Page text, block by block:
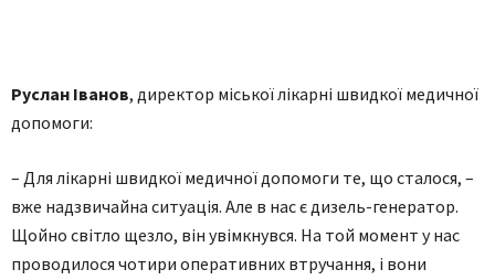
Руслан Іванов, директор міської лікарні швидкої медичної
допомоги:
– Для лікарні швидкої медичної допомоги те, що сталося, –
вже надзвичайна ситуація. Але в нас є дизель-генератор.
Щойно світло щезло, він увімкнувся. На той момент у нас
проводилося чотири оперативних втручання, і вони